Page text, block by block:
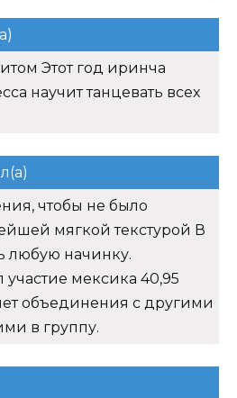
Этот год иринча
научит танцевать всех
чтобы не было
мягкой текстурой В
любую начинку.
мексика 40,95
объединения с другими
в группу.